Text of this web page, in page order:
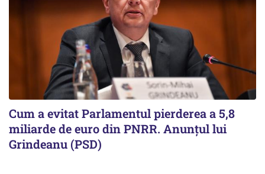
Cum a evitat Parlamentul pierderea a 5,8
miliarde de euro din PNRR. Anunțul lui
Grindeanu (PSD)